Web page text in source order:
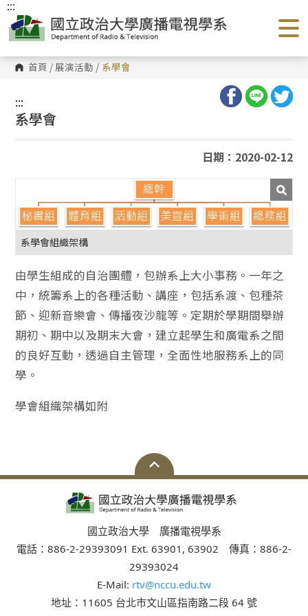
跳
到
主
要
內
容
區 首頁 /展演活動 / 系學會
:::
:::
系學會
日期：2020-02-12
系學會組織架構
由學生組成的自治團體，包辦系上大小事務。一年之
中，統籌系上的各種活動、講座，包括系渡、包種茶
節、迎新音樂會、傳播夜沙龍等。定期於學期間舉辦
期初、期中以及期末大會，建立起學生和廣電系之間
的良好互動，透過自主管理，全面性地服務系上的同
學。
學會組織架構如附
國立政治大學 廣播電視學系
電話：886-2-29393091 Ext. 63901, 63902 傳真：886-2-
29393024
E-Mail: rtv@nccu.edu.tw
地址：11605 台北市文山區指南路二段 64 號